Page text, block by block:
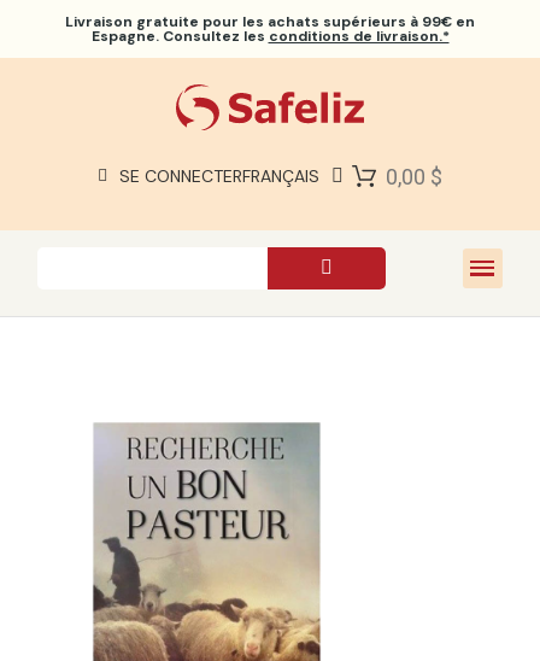
Livraison gratuite pour les achats supérieurs à 99€ en
Espagne. Consultez les conditions de livraison.*
SE CONNECTERFRANÇAIS 0,00 $
À PROPOS DE NOUS